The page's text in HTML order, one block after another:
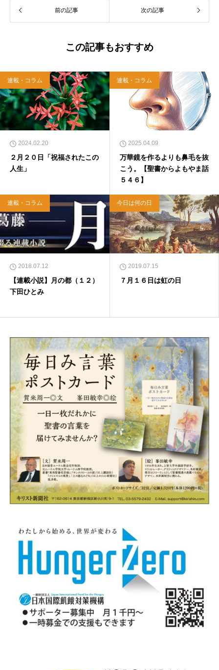
「上馬キリスト教会（@kamiumach）」の運営
を行う「まじめ担当」。 著書に『聖書を読んだ
西洋哲学超入門〜』（日本実業出版）、『人生
イヤモンド社）、『世界一ゆるい聖書入門』、
『世界一ゆるい聖書教室』（「ふざけ担当」LE
ONとの共著、講談社）などがある。新著<a hr
ef="https://amzn.to/376F9aC">『ふっと心がラ
クになる 眠れぬ夜の聖書のことば』（大和書
房）</a>２０２２年３月１５日発売。
前の記事 次の記事
この記事もおすすめ
連載・コラム
2024.02.20
２月２０日「祝福されたこの
人生」
連載・コラム
2025.04.09
万華鏡を作るよりも鼻毛を抜
こう。【聖書からよもやま話
５４６】
連載・コラム
2018.07.12
【連載小説】月の都（１２）
下田ひとみ
今日は何の日
2019.07.15
７月１６日は虹の日